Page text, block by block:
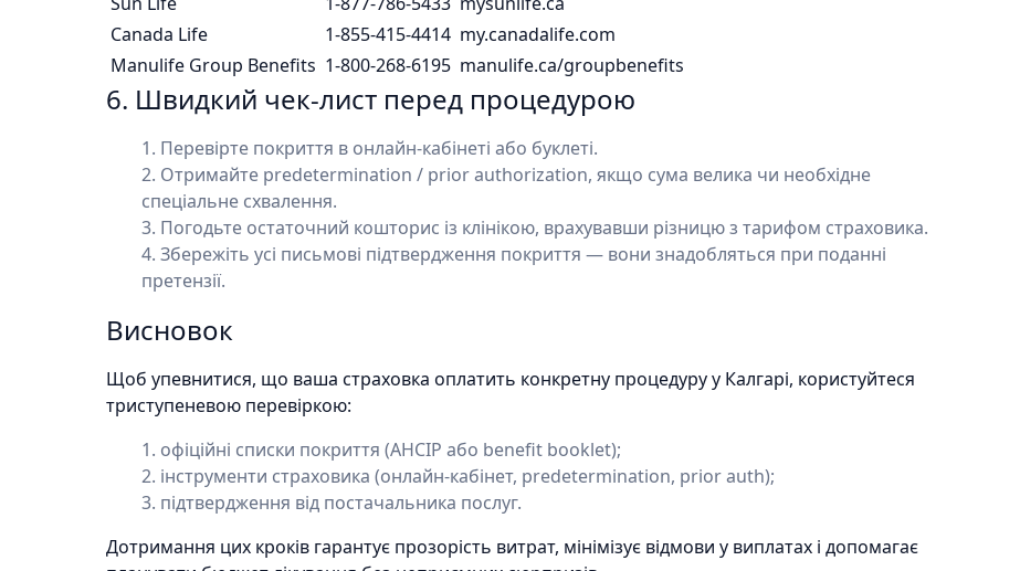
Canada Life
1-855-415-4414 my.canadalife.com
Manulife Group Benefits 1-800-268-6195 manulife.ca/groupbenefits
6. Швидкий чек-лист перед процедурою
Перевірте покриття в онлайн-кабінеті або буклеті.
Отримайте predetermination / prior authorization, якщо сума велика чи необхідне
спеціальне схвалення.
Погодьте остаточний кошторис із клінікою, врахувавши різницю з тарифом страховика.
Збережіть усі письмові підтвердження покриття — вони знадобляться при поданні
претензії.
Висновок
Щоб упевнитися, що ваша страховка оплатить конкретну процедуру у Калгарі, користуйтеся
триступеневою перевіркою:
офіційні списки покриття (AHCIP або benefit booklet);
інструменти страховика (онлайн-кабінет, predetermination, prior auth);
підтвердження від постачальника послуг.
Дотримання цих кроків гарантує прозорість витрат, мінімізує відмови у виплатах і допомагає